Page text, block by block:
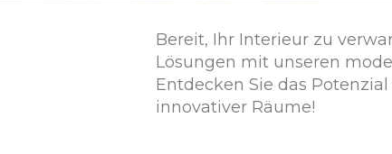
Bereit, Ihr Interieur zu
Lösungen mit unseren
Entdecken Sie das
innovativer Räume!